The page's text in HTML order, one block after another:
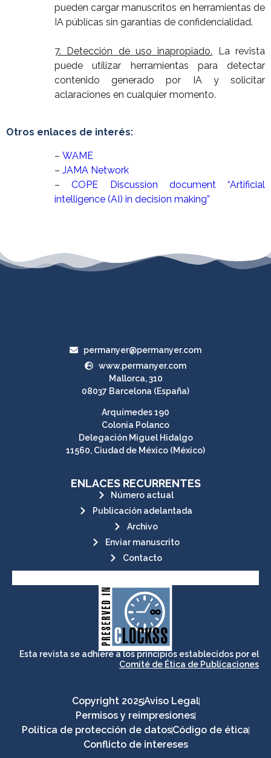
pueden cargar manuscritos en herramientas de
IA públicas sin garantías de confidencialidad.
7. Detección de uso inapropiado. La revista
puede utilizar herramientas para detectar
contenido generado por IA y solicitar
aclaraciones en cualquier momento.
Otros enlaces de interés:
– WAME
– JAMA Network
–COPE Discussion document “Artificial
intelligence (AI) in decision making”
permanyer@permanyer.com
www.permanyer.com
Mallorca, 310
08037 Barcelona (España)
Arquímedes 190
Colonia Polanco
Delegación Miguel Hidalgo
11560, Ciudad de México (México)
ENLACES RECURRENTES
Número actual
Publicación adelantada
Archivo
Enviar manuscrito
Contacto
CLOCKSS is a dak archive that
ensures the long-term survival
of web-based scholary
publications, governed by and for
its stakeholders.
Esta revista se adhiere a los principios establecidos por el
Comité de Ética de Publicaciones
Copyright 2025Aviso Legal
Permisos y reimpresiones
Política de protección de datosCódigo de ética
Conflicto de intereses